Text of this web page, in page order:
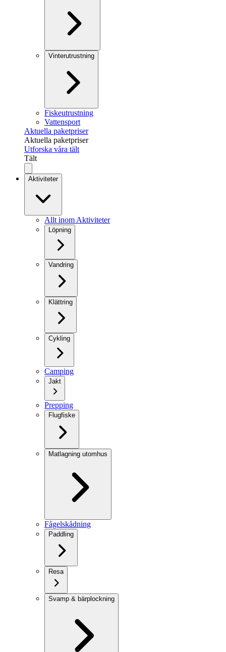
Vinterutrustning
Fiskeutrustning
Vattensport
Aktuella paketpriser
Aktuella paketpriser
Utforska våra tält
Tält
Aktiviteter
Allt inom Aktiviteter
Löpning
Vandring
Klättring
Cykling
Camping
Jakt
Prepping
Flugfiske
Matlagning utomhus
Fågelskådning
Paddling
Resa
Svamp & bärplockning